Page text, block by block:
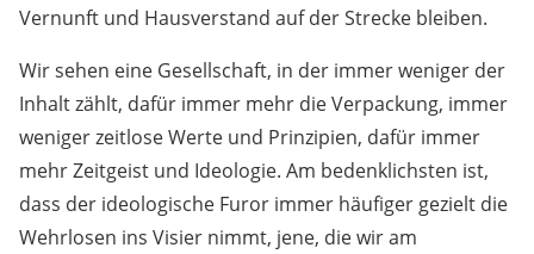
Vernunft und Hausverstand auf der Strecke bleiben.
Wir sehen eine Gesellschaft, in der immer weniger der
Inhalt zählt, dafür immer mehr die Verpackung, immer
weniger zeitlose Werte und Prinzipien, dafür immer
mehr Zeitgeist und Ideologie. Am bedenklichsten ist,
dass der ideologische Furor immer häufiger gezielt die
Wehrlosen ins Visier nimmt, jene, die wir am